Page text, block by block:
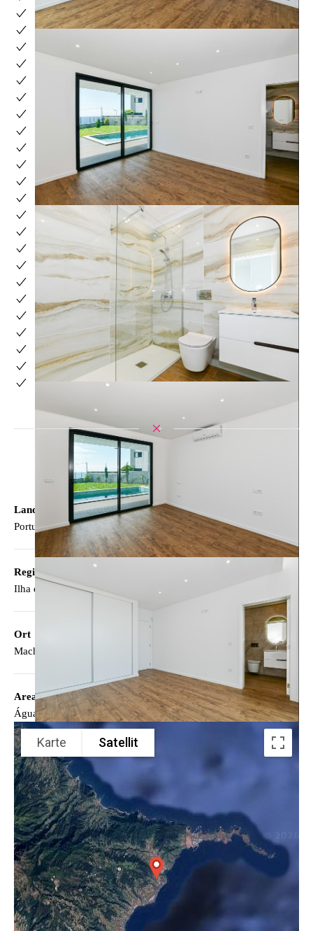
Akkumulatorlaufzeit
Einbauschränke
Schwimmender Boden
Küche : Ausgestattet
Klimaanlage
Solarpanel: Thermosiphon
Nicht überdachter Parkplatz: 2
Schwimmbad
Lagerraum
Angepasst für Personen mit eingeschränkter Mobilit
Ruhiger ort
Doppelte Gläser
öffentlicher Verkehr
Meerblick
Video-Gegensprechanlage
Ausrichtung: Süden
Terrassen
Garage
Baujahr2024
Zentrale Lage
Standort
Land
Portugal
Region
Ilha da Madeira
Ort
Machico
Area
Água de Pena
Karte Satellit